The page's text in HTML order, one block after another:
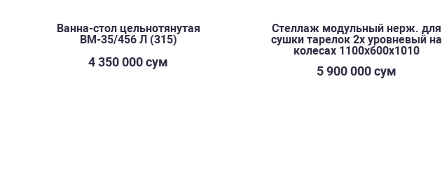
Ванна-стол цельнотянутая
ВМ-35/456 Л (315)
4 350 000 сум
Стеллаж модульный нерж. для
сушки тарелок 2х уровневый на
колесах 1100х600х1010
5 900 000 сум